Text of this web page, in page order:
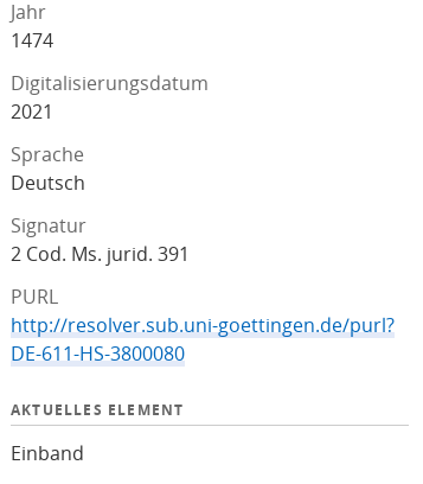
Jahr
1474
Digitalisierungsdatum
2021
Sprache
Deutsch
Signatur
2 Cod. Ms. jurid. 391
PURL
http://resolver.sub.uni-goettingen.de/purl?
DE-611-HS-3800080
AKTUELLES ELEMENT
Einband